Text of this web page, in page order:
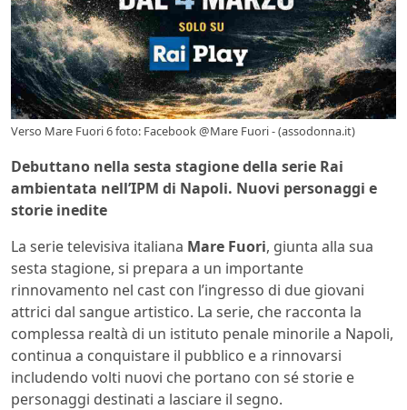
Verso Mare Fuori 6 foto: Facebook @Mare Fuori - (assodonna.it)
Debuttano nella sesta stagione della serie Rai
ambientata nell’IPM di Napoli. Nuovi personaggi e
storie inedite
La serie televisiva italiana Mare Fuori, giunta alla sua
sesta stagione, si prepara a un importante
rinnovamento nel cast con l’ingresso di due giovani
attrici dal sangue artistico. La serie, che racconta la
complessa realtà di un istituto penale minorile a Napoli,
continua a conquistare il pubblico e a rinnovarsi
includendo volti nuovi che portano con sé storie e
personaggi destinati a lasciare il segno.